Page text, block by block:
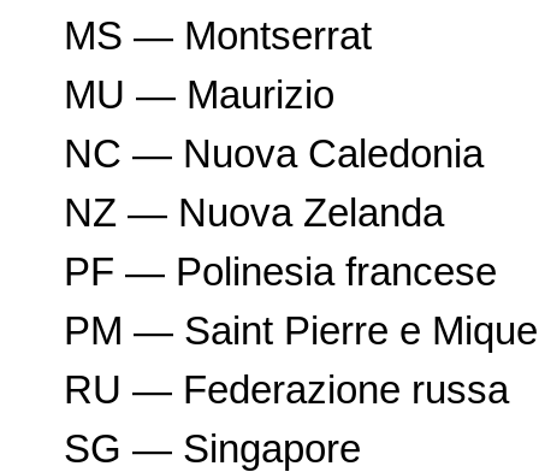
MS — Montserrat
MU — Maurizio
NC — Nuova Caledonia
NZ — Nuova Zelanda
PF — Polinesia francese
PM — Saint Pierre e
RU — Federazione russa
SG — Singapore